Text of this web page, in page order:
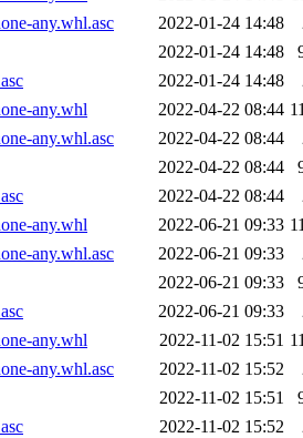
any.whl.asc
2022-01-24 14:48
2022-01-24 14:48
2022-01-24 14:48
any.whl
2022-04-22 08:44
any.whl.asc
2022-04-22 08:44
2022-04-22 08:44
2022-04-22 08:44
any.whl
2022-06-21 09:33
any.whl.asc
2022-06-21 09:33
2022-06-21 09:33
2022-06-21 09:33
any.whl
2022-11-02 15:51
any.whl.asc
2022-11-02 15:52
2022-11-02 15:51
2022-11-02 15:52